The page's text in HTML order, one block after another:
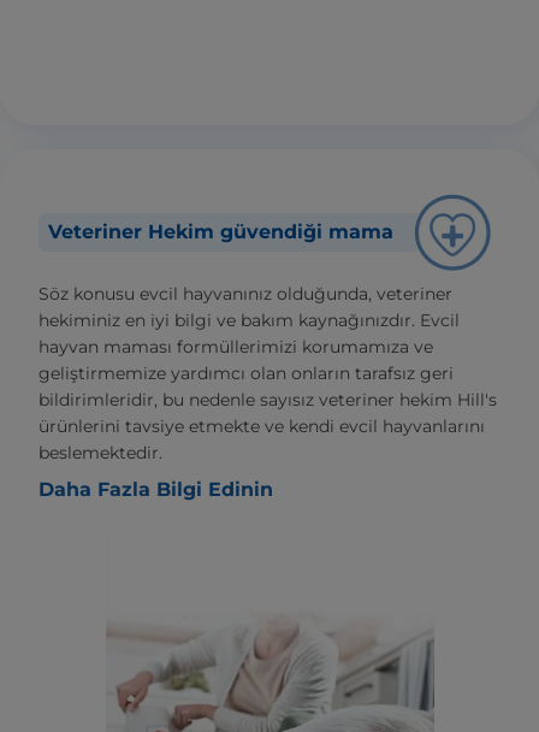
Veteriner Hekim güvendiği mama
Söz konusu evcil hayvanınız olduğunda, veteriner
hekiminiz en iyi bilgi ve bakım kaynağınızdır. Evcil
hayvan maması formüllerimizi korumamıza ve
geliştirmemize yardımcı olan onların tarafsız geri
bildirimleridir, bu nedenle sayısız veteriner hekim Hill's
ürünlerini tavsiye etmekte ve kendi evcil hayvanlarını
beslemektedir.
Daha Fazla Bilgi Edinin